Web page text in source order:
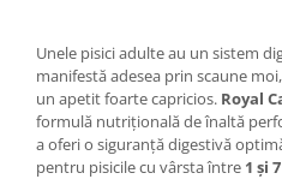
Unele pisici adulte au un sistem
manifestă adesea prin scaune
un apetit foarte capricios. Royal
formulă nutrițională de înaltă
a oferi o siguranță digestivă
pentru pisicile cu vârsta între 1 și